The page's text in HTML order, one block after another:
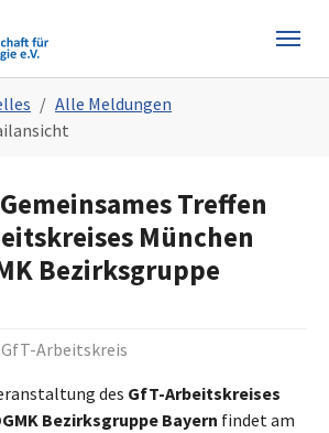
Alle Meldungen
Treffen
München
Bezirksgruppe
GfT-Arbeitskreis
des GfT-Arbeitskreises
Bezirksgruppe Bayern findet am